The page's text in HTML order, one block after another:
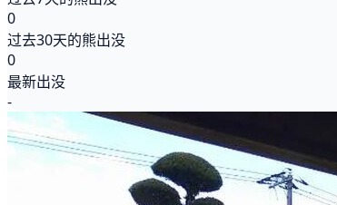
0
过去30天的熊出没
0
最新出没
-